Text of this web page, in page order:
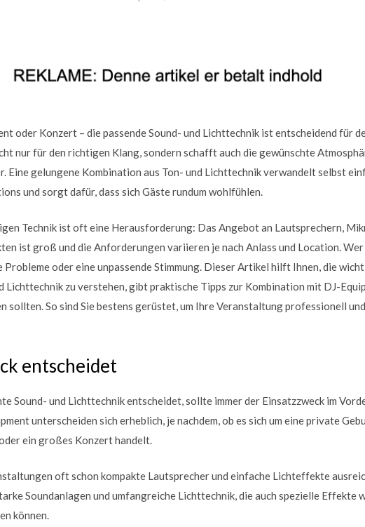
oder Konzert – die passende Sound- und Lichttechnik ist entscheidend für
nur für den richtigen Klang, sondern schafft auch die gewünschte
Eine gelungene Kombination aus Ton- und Lichttechnik verwandelt selbst
und sorgt dafür, dass sich Gäste rundum wohlfühlen.
Technik ist oft eine Herausforderung: Das Angebot an Lautsprechern,
ist groß und die Anforderungen variieren je nach Anlass und Location.
oder eine unpassende Stimmung. Dieser Artikel hilft Ihnen, die
Lichttechnik zu verstehen, gibt praktische Tipps zur Kombination mit DJ-
sollten. So sind Sie bestens gerüstet, um Ihre Veranstaltung professionell
entscheidet
Sound- und Lichttechnik entscheidet, sollte immer der Einsatzzweck im
unterscheiden sich erheblich, je nachdem, ob es sich um eine private
ein großes Konzert handelt.
oft schon kompakte Lautsprecher und einfache Lichteffekte
Soundanlagen und umfangreiche Lichttechnik, die auch spezielle Effekte
können.